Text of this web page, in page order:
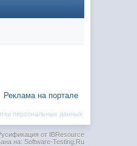
Реклама на портале
персональных данных
от IBResource
на: Software-Testing.Ru